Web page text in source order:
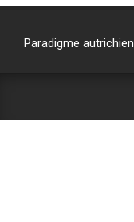
Paradigme autrichien